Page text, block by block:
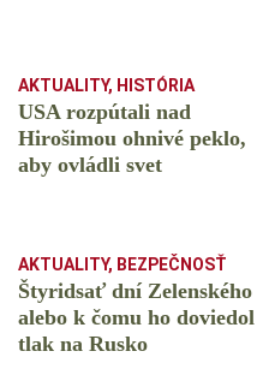
AKTUALITY, HISTÓRIA
USA rozpútali nad
Hirošimou ohnivé peklo,
aby ovládli svet
AKTUALITY, BEZPEČNOSŤ
Štyridsať dní Zelenského
alebo k čomu ho doviedol
tlak na Rusko